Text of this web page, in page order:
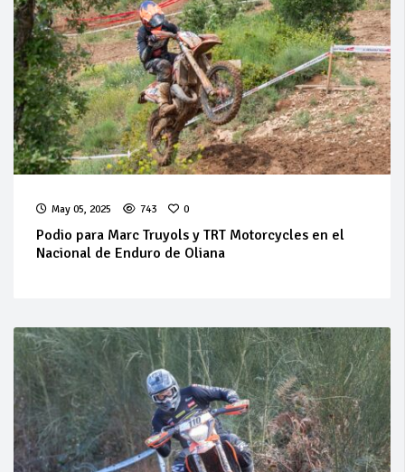
May 05, 2025 743 0
Podio para Marc Truyols y TRT Motorcycles en el
Nacional de Enduro de Oliana